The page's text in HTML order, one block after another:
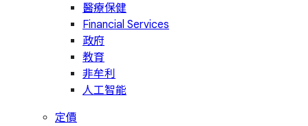
醫療保健
Financial Services
政府
教育
非牟利
人工智能
定價